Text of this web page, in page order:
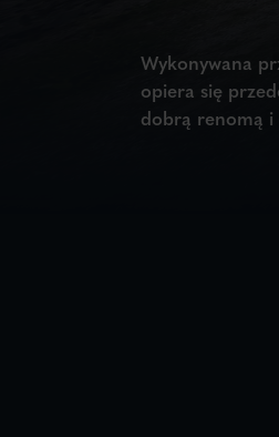
Wykonywana
opiera się
dobrą renomą i